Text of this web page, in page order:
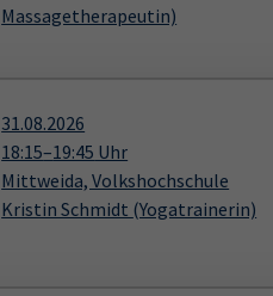
Massagetherapeutin)
31.08.2026
18:15–19:45 Uhr
Mittweida, Volkshochschule
Kristin Schmidt (Yogatrainerin)